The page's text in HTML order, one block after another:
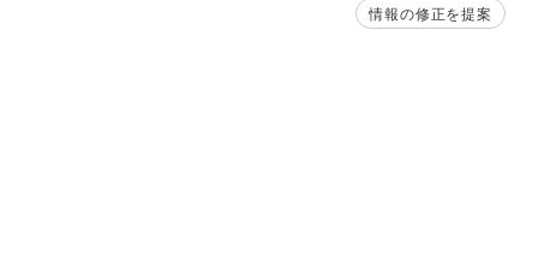
情報の修正を提案